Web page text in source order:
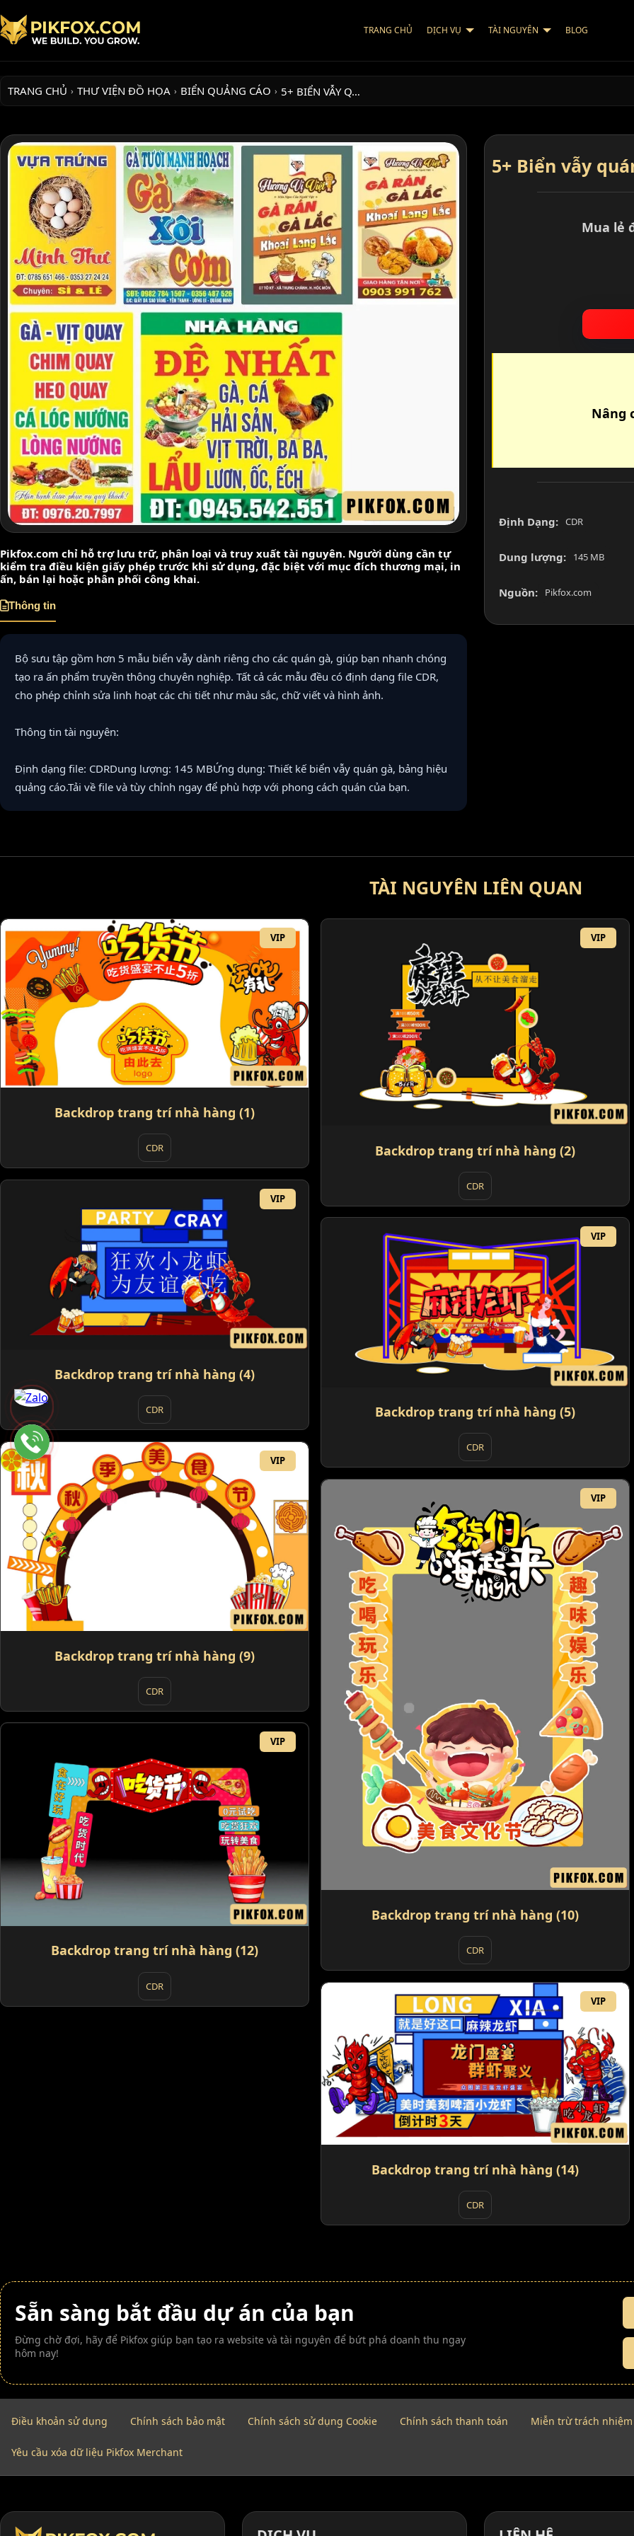
TRANG CHỦ DỊCH VỤ TÀI NGUYÊN BLOG
TRANG CHỦ › THƯ VIỆN ĐỒ HỌA › BIỂN QUẢNG CÁO › 5+ BIỂN VẪY Q…
Pikfox.com chỉ hỗ trợ lưu trữ, phân loại và truy xuất tài nguyên. Người dùng cần tự
kiểm tra điều kiện giấy phép trước khi sử dụng, đặc biệt với mục đích thương mại, in
ấn, bán lại hoặc phân phối công khai.
Thông tin
Bộ sưu tập gồm hơn 5 mẫu biển vẫy dành riêng cho các quán gà, giúp bạn nhanh chóng
tạo ra ấn phẩm truyền thông chuyên nghiệp. Tất cả các mẫu đều có định dạng file CDR,
cho phép chỉnh sửa linh hoạt các chi tiết như màu sắc, chữ viết và hình ảnh.
Thông tin tài nguyên:
Định dạng file: CDRDung lượng: 145 MBỨng dụng: Thiết kế biển vẫy quán gà, bảng hiệu
quảng cáo.Tải về file và tùy chỉnh ngay để phù hợp với phong cách quán của bạn.
5+ Biển vẫy
Mua lẻ
Nâng
Định Dạng: CDR
Dung lượng: 145 MB
Nguồn: Pikfox.com
TÀI NGUYÊN LIÊN QUAN
VIP
Backdrop trang trí nhà hàng (1)
CDR
VIP
Backdrop trang trí nhà hàng (2)
CDR
VIP
Backdrop trang trí nhà hàng (4)
CDR
VIP
Backdrop trang trí nhà hàng (5)
CDR
VIP
Backdrop trang trí nhà hàng (9)
CDR
VIP
Backdrop trang trí nhà hàng (10)
CDR
VIP
Backdrop trang trí nhà hàng (12)
CDR
VIP
Backdrop trang trí nhà hàng (14)
CDR
Sẵn sàng bắt đầu dự án của bạn
Đừng chờ đợi, hãy để Pikfox giúp bạn tạo ra website và tài nguyên để bứt phá doanh thu ngay
hôm nay!
Điều khoản sử dụng Chính sách bảo mật Chính sách sử dụng Cookie Chính sách thanh toán Miễn trừ trách nhiệm
Yêu cầu xóa dữ liệu Pikfox Merchant